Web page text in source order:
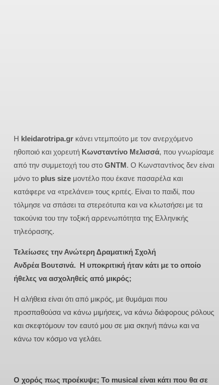
Η kleidarotripa.gr κάνει ντεμπούτο με τον ανερχόμενο
ηθοποιό και χορευτή Κωνσταντίνο Μελισσά, που γνωρίσαμε
από την συμμετοχή του στο GNTM. O Κωνσταντίνος δεν είναι
μόνο το plus size μοντέλο που έκανε πασαρέλα και
κατάφερε να «τρελάνει» τους κριτές. Είναι το παιδί, που
τόλμησε να σπάσει τα στερεότυπα και να κλωτσήσει με τα
τακούνια του την τοξική αρρενωπότητα της Ελληνικής
τηλεόρασης.
Τελείωσες την Ανώτερη Δραματική Σχολή
Ανδρέα Βουτσινά. Η υποκριτική ήταν κάτι με το οποίο
ήθελες να ασχοληθείς από μικρός;
Η αλήθεια είναι ότι από μικρός, με θυμάμαι που
προσπαθούσα να κάνω μιμήσεις, να κάνω διάφορους ρόλους
και σκεφτόμουν τον εαυτό μου σε μια σκηνή πάνω και να
κάνω τον κόσμο να γελάει.
Ο χορός πως προέκυψε; Το musical είναι κάτι που θα σε